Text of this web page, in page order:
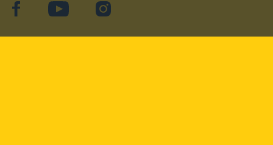
facebook YouTube Instagram